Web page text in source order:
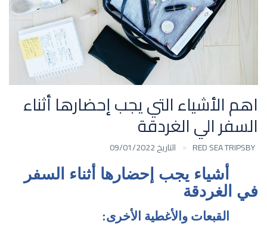
اهم الأشياء التي يجب إحضارها أثناء
السفر الي الغردقة
BY
RED SEA TRIPS التاريخ 09/01/2022
أشياء يجب إحضارها أثناء السفر
في الغردقة
القبعات والأغطية الأخرى: